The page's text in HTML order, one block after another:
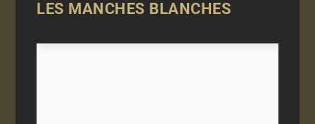
LES MANCHES BLANCHES